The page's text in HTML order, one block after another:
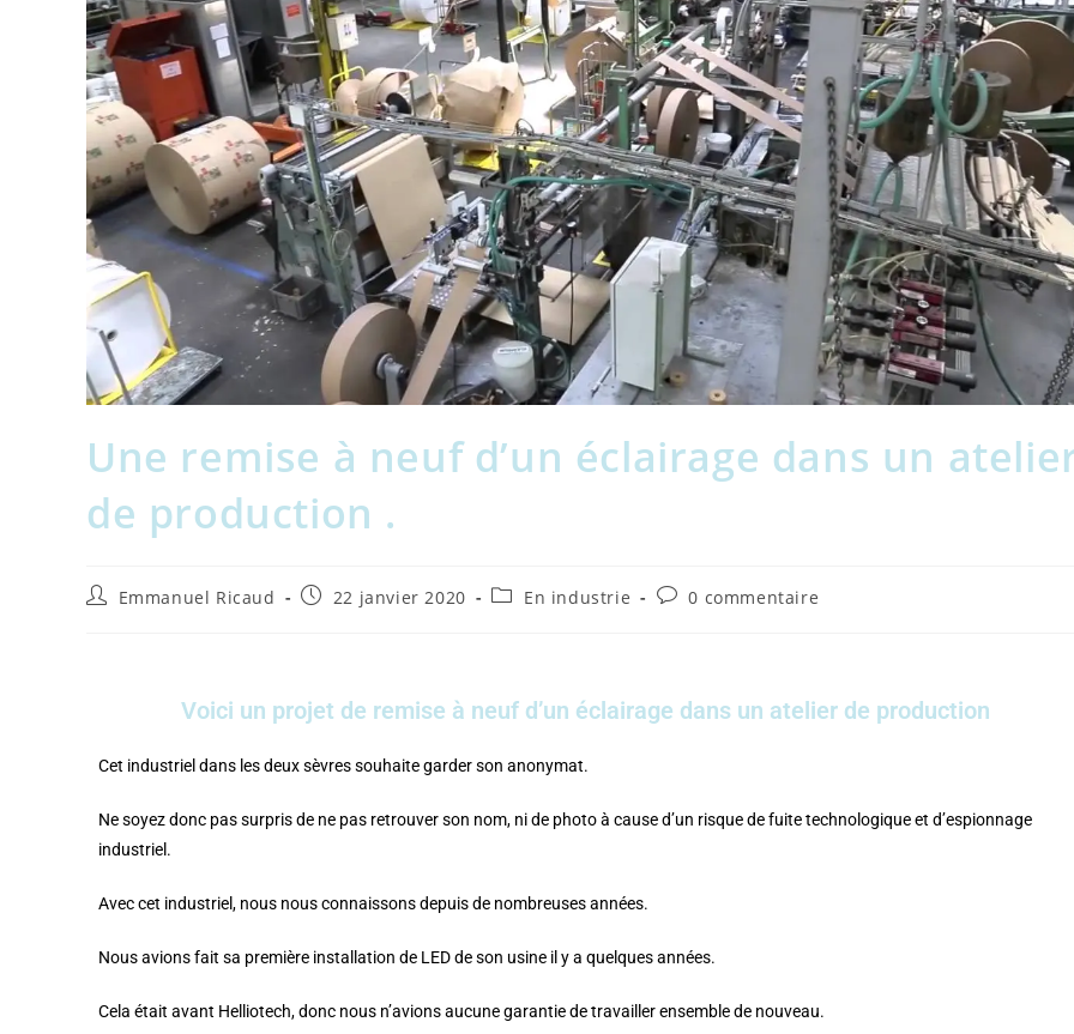
Une remise à neuf d’un éclairage dans un
de production .
Emmanuel Ricaud 22 janvier 2020 En industrie 0 commentaire
Voici un projet de remise à neuf d’un éclairage dans un atelier de production
Cet industriel dans les deux sèvres souhaite garder son anonymat.
Ne soyez donc pas surpris de ne pas retrouver son nom, ni de photo à cause d’un risque de fuite technologique et d’espionnage
industriel.
Avec cet industriel, nous nous connaissons depuis de nombreuses années.
Nous avions fait sa première installation de LED de son usine il y a quelques années.
Cela était avant Helliotech, donc nous n’avions aucune garantie de travailler ensemble de nouveau.